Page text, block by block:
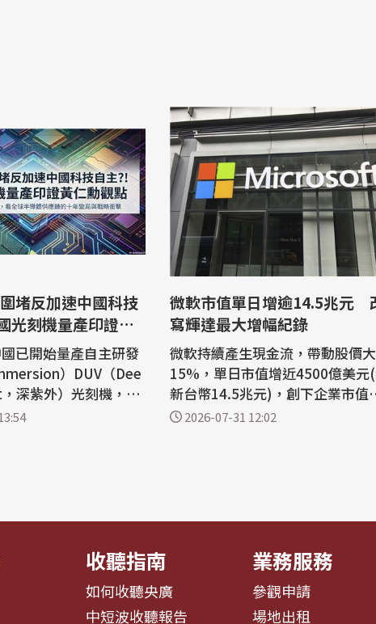
光刻機量產印證黃
已開始量產自主研發
）DUV（Dee
深紫外）光刻機，預
5台設備，立即引發
微軟市值單日增逾14.5兆元
寫輝達最大增幅紀錄
微軟持續產生現金流，帶動股價
15%，單日市值增近4500億美元
新台幣14.5兆元)，創下企業市值
日最大增幅紀錄，超越輝達去年4月
2026-07-31 12:02
收聽指南
如何收聽央廣
中短波收聽報告
業務服務
參觀申請
場地出租